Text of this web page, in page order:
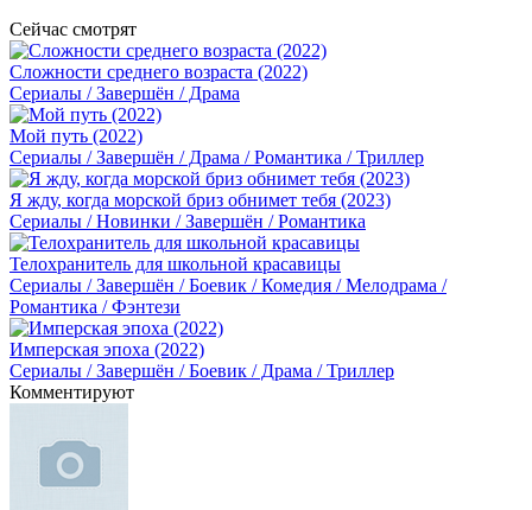
Сейчас смотрят
Сложности среднего возраста (2022)
Сериалы / Завершён / Драма
Мой путь (2022)
Сериалы / Завершён / Драма / Романтика / Триллер
Я жду, когда морской бриз обнимет тебя (2023)
Сериалы / Новинки / Завершён / Романтика
Телохранитель для школьной красавицы
Сериалы / Завершён / Боевик / Комедия / Мелодрама /
Романтика / Фэнтези
Имперская эпоха (2022)
Сериалы / Завершён / Боевик / Драма / Триллер
Комментируют